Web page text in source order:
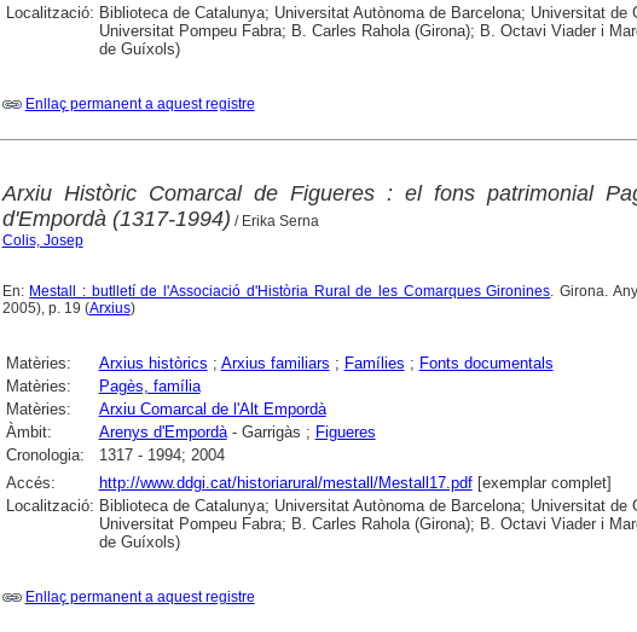
Localització: Biblioteca de Catalunya; Universitat Autònoma de Barcelona; Universitat de
Universitat Pompeu Fabra; B. Carles Rahola (Girona); B. Octavi Viader i
de Guíxols)
Enllaç permanent a aquest registre
Arxiu Històric Comarcal de Figueres : el fons patrimonial
d'Empordà (1317-1994) / Erika Serna
Colis, Josep
En: Mestall : butlletí de l'Associació d'Història Rural de les Comarques Gironines. Girona.
2005), p. 19 (Arxius)
Matèries: Arxius històrics ; Arxius familiars ; Famílies ; Fonts documentals
Matèries:
Pagès, família
Matèries:
Arxiu Comarcal de l'Alt Empordà
Àmbit:
Arenys d'Empordà- Garrigàs ; Figueres
Cronologia:
1317 - 1994; 2004
Accés:
http://www.ddgi.cat/historiarural/mestall/Mestall17.pdf[exemplar complet]
Localització: Biblioteca de Catalunya; Universitat Autònoma de Barcelona; Universitat de
Universitat Pompeu Fabra; B. Carles Rahola (Girona); B. Octavi Viader i
de Guíxols)
Enllaç permanent a aquest registre